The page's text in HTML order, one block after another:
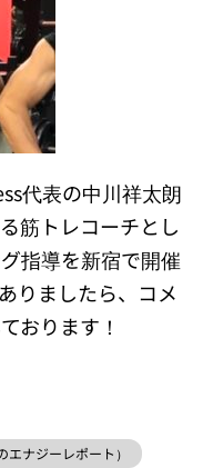
代表の中川祥太朗
筋トレコーチとし
指導を新宿で開催
りましたら、コメ
おります！
ナジーレポート）